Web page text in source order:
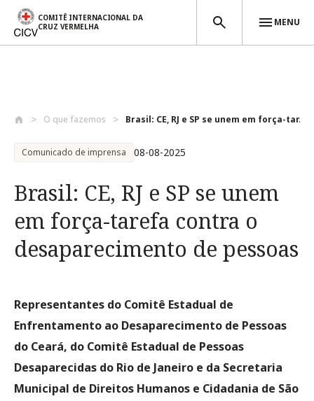
COMITÊ INTERNACIONAL DA
CRUZ VERMELHA
MENU
O que fazemos Brasil: CE, RJ e SP se unem em força-tar...
Comunicado de imprensa 08-08-2025
Brasil: CE, RJ e SP se unem
em força-tarefa contra o
desaparecimento de pessoas
Representantes do Comitê Estadual de
Enfrentamento ao Desaparecimento de Pessoas
do Ceará, do Comitê Estadual de Pessoas
Desaparecidas do Rio de Janeiro e da Secretaria
Municipal de Direitos Humanos e Cidadania de São